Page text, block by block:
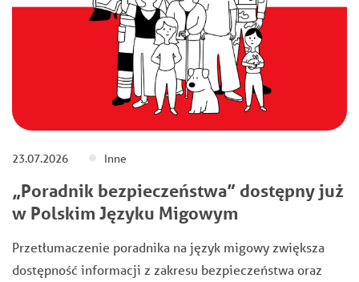
23.07.2026 Inne
„Poradnik bezpieczeństwa” dostępny już
w Polskim Języku Migowym
Przetłumaczenie poradnika na język migowy zwiększa
dostępność informacji z zakresu bezpieczeństwa oraz